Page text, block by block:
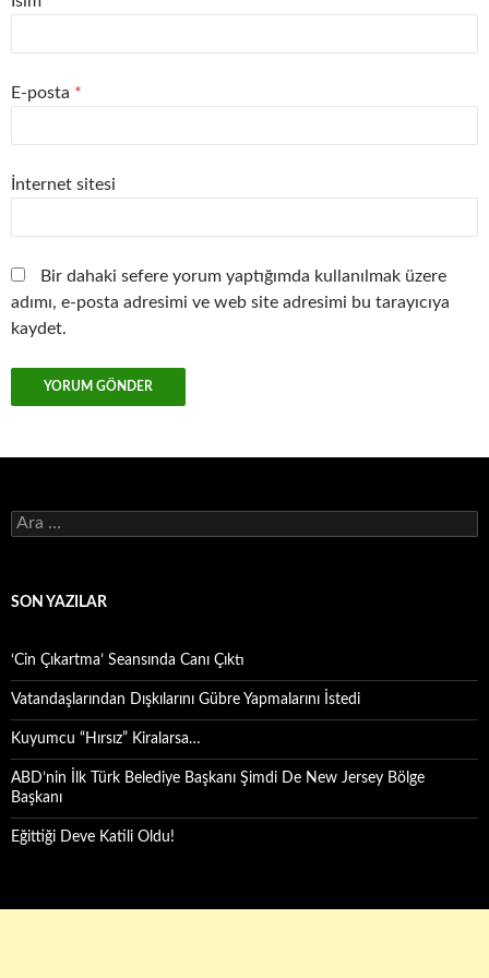
E-posta *
İnternet sitesi
Bir dahaki sefere yorum yaptığımda kullanılmak üzere
adımı, e-posta adresimi ve web site adresimi bu tarayıcıya
kaydet.
Arama:
SON YAZILAR
‘Cin Çıkartma’ Seansında Canı Çıktı
Vatandaşlarından Dışkılarını Gübre Yapmalarını İstedi
Kuyumcu “Hırsız” Kiralarsa…
ABD’nin İlk Türk Belediye Başkanı Şimdi De New Jersey Bölge
Başkanı
Eğittiği Deve Katili Oldu!